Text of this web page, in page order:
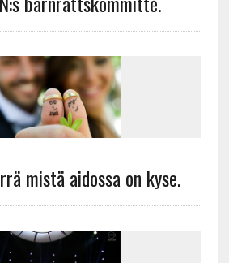
mistä aidossa on kyse.